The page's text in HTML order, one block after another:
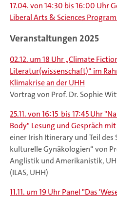
17.04. von 14:30 bis 16:00 Uhr
Liberal Arts & Sciences
Veranstaltungen 2025
02.12. um 18 Uhr „Climate
Literatur(wissenschaft)“ im
Klimakrise an der UHH
Vortrag von Prof. Dr. Sophie
25.11. von 16:15 bis 17:45 Uhr
Body" Lesung und Gespräch
einer Irish Itinerary und Teil des
kulturelle Gynäkologien“ von
Anglistik und Amerikanistik,
(ILAS, UHH)
11.11. um 19 Uhr Panel "Das